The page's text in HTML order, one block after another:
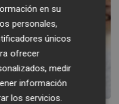
en su
personales,
únicos
ofrecer
medir
información
los servicios.